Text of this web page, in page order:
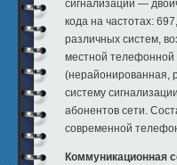
сигнализации —
кода на частотах:
различных систем,
местной телефонной
(нерайонированная,
систему
абонентов сети.
современной
Коммуникационная